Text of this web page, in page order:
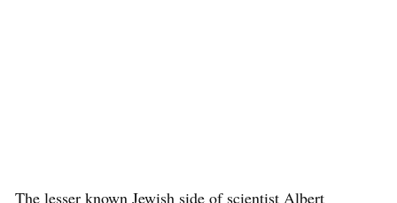
The lesser known Jewish side of scientist Albert